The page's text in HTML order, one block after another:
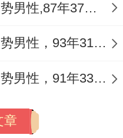
，利于通过合作获
契机，健康关注脾
为据。
驿，动中取财
1987年属兔人2024年运势男性,87年37岁属兔男2024年每月运程怎么样
1993年属鸡人2024年运势男性，93年31岁属鸡男2024年每月运程怎么样
1991年属羊人2024年运势男性，91年33岁属羊男2024年每月运程怎么样
章